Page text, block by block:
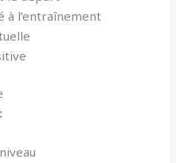
à l’entraînement